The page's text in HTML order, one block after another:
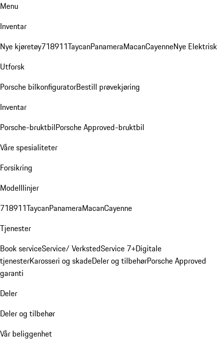
Menu
Inventar
Nye kjøretøy718911TaycanPanameraMacanCayenneNye Elektrisk
Utforsk
Porsche bilkonfiguratorBestill prøvekjøring
Inventar
Porsche-bruktbilPorsche Approved-bruktbil
Våre spesialiteter
Forsikring
Modelllinjer
718911TaycanPanameraMacanCayenne
Tjenester
Book serviceService/ VerkstedService 7+Digitale
tjenesterKarosseri og skadeDeler og tilbehørPorsche Approved
garanti
Deler
Deler og tilbehør
Vår beliggenhet